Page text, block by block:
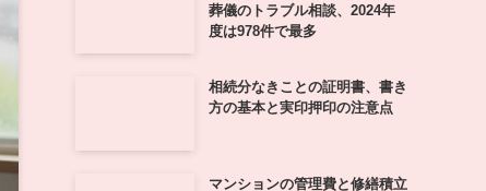
葬儀のトラブル相談、2024年
度は978件で最多
相続分なきことの証明書、書き
方の基本と実印押印の注意点
マンションの管理費と修繕積立